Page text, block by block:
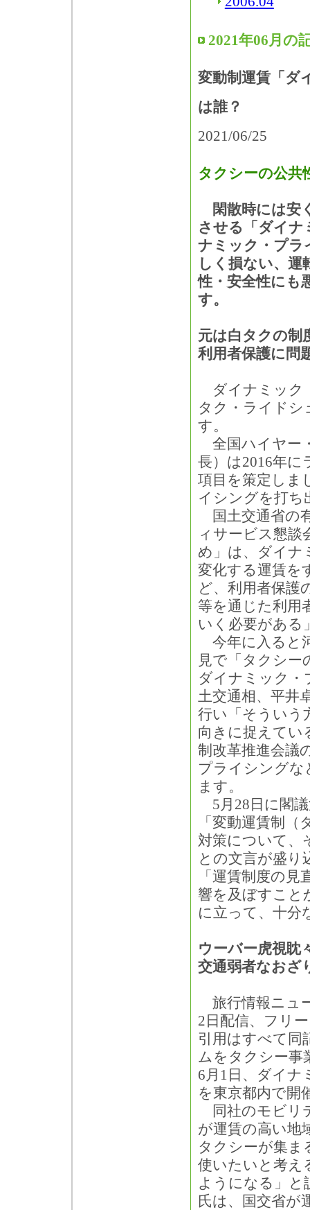
2021年06月の
変動制運賃「ダ
は誰？
2021/06/25
タクシーの公共
閑散時には安
させる「ダイナ
ナミック・プラ
しく損ない、運
性・安全性にも
す。
元は白タクの制
利用者保護に問
ダイナミック
タク・ライドシ
す。
全国ハイヤー
長）は2016年
項目を策定しま
イシングを打ち
国土交通省の
ィサービス懇談
め」は、ダイナ
変化する運賃を
ど、利用者保護
等を通じた利用
いく必要がある
今年に入ると
見で「タクシー
ダイナミック・
土交通相、平井
行い「そういう
向きに捉えてい
制改革推進会議
プライシングな
ます。
5月28日に閣
「変動運賃制
対策について、
との文言が盛り
「運賃制度の
響を及ぼすこと
に立って、十分
ウーバー虎視眈
交通弱者なおざ
旅行情報ニュ
2日配信、フリ
引用はすべて同
ムをタクシー事
6月1日、ダイナ
を東京都内で開
同社のモビリ
が運賃の高い地
タクシーが集ま
使いたいと考え
ようになる」と
氏は、国交省が